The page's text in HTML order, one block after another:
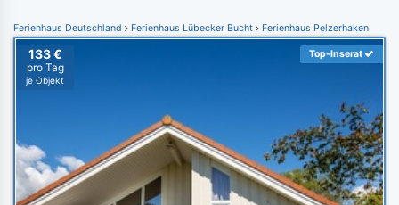
Ferienhaus Deutschland Ferienhaus Lübecker Bucht Ferienhaus Pelzerhaken
133 €
pro Tag
je Objekt
Top-Inserat